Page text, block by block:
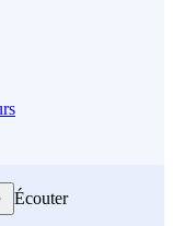
Écouter